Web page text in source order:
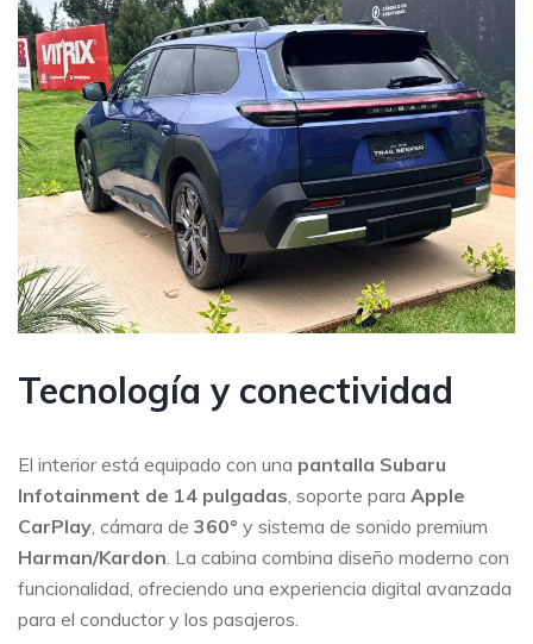
Tecnología y conectividad
El interior está equipado con una pantalla Subaru
Infotainment de 14 pulgadas, soporte para Apple
CarPlay, cámara de 360° y sistema de sonido premium
Harman/Kardon. La cabina combina diseño moderno con
funcionalidad, ofreciendo una experiencia digital avanzada
para el conductor y los pasajeros.